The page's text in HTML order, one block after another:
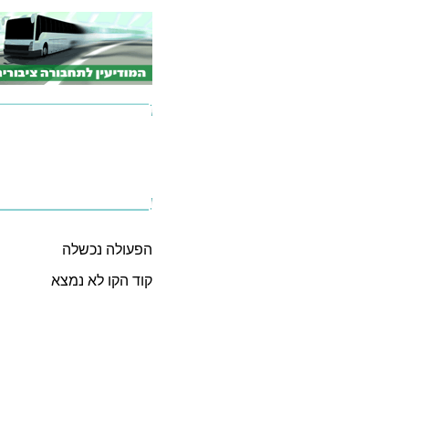
הפעולה נכשלה
קוד הקו לא נמצא